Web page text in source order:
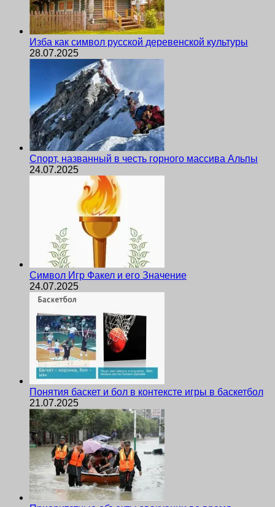
Изба как символ русской деревенской культуры
28.07.2025
Спорт, названный в честь горного массива Альпы
24.07.2025
Символ Игр Факел и его Значение
24.07.2025
Понятия баскет и бол в контексте игры в баскетбол
21.07.2025